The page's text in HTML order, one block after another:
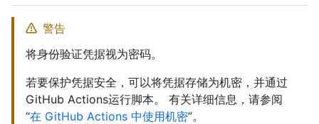
警告
将身份验证凭据视为密码。
若要保护凭据安全，可以将凭据存储为机密，并通过
GitHub Actions运行脚本。 有关详细信息，请参阅
“在 GitHub Actions 中使用机密”。